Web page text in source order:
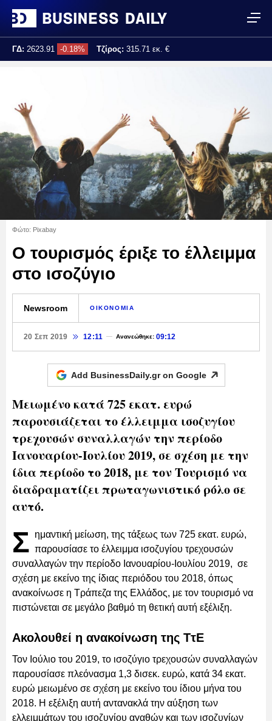
ΓΔ: 2623.91 -0.18% Τζίρος: 315.71 εκ. €
Φώτο: Pixabay
Ο τουρισμός έριξε το έλλειμμα
στο ισοζύγιο
Newsroom ΟΙΚΟΝΟΜΙΑ
20 Σεπ 2019 12:11 Ανανεώθηκε: 09:12
Add BusinessDaily.gr on Google
Μειωμένο κατά 725 εκατ. ευρώ
παρουσιάζεται το έλλειμμα ισοζυγίου
τρεχουσών συναλλαγών την περίοδο
Ιανουαρίου-Ιουλίου 2019, σε σχέση με την
ίδια περίοδο το 2018, με τον Τουρισμό να
διαδραματίζει πρωταγωνιστικό ρόλο σε
αυτό.
Σ ημαντική μείωση, της τάξεως των 725 εκατ. ευρώ,
παρουσίασε το έλλειμμα ισοζυγίου τρεχουσών
συναλλαγών την περίοδο Ιανουαρίου-Ιουλίου 2019, σε
σχέση με εκείνο της ίδιας περιόδου του 2018, όπως
ανακοίνωσε η Τράπεζα της Ελλάδος, με τον τουρισμό να
πιστώνεται σε μεγάλο βαθμό τη θετική αυτή εξέλιξη.
Ακολουθεί η ανακοίνωση της ΤτΕ
Τον Ιούλιο του 2019, το ισοζύγιο τρεχουσών συναλλαγών
παρουσίασε πλεόνασμα 1,3 δισεκ. ευρώ, κατά 34 εκατ.
ευρώ μειωμένο σε σχέση με εκείνο του ίδιου μήνα του
2018. Η εξέλιξη αυτή αντανακλά την αύξηση των
ελλειμμάτων του ισοζυγίου αγαθών και των ισοζυγίων